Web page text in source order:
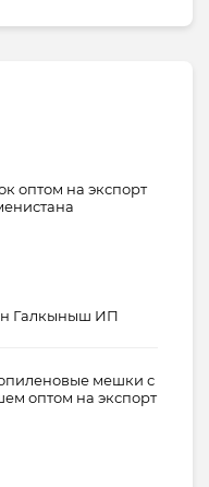
оптом на экспорт
Галкыныш ИП
мешки с
оптом на экспорт